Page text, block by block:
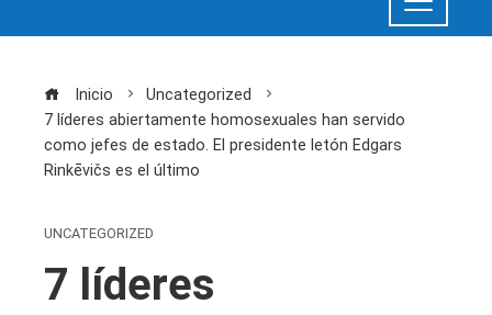
Inicio
Uncategorized
7 líderes abiertamente homosexuales han servido
como jefes de estado. El presidente letón Edgars
Rinkēvičs es el último
UNCATEGORIZED
7 líderes